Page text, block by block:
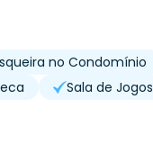
no Condomínio
Sala de Jogos